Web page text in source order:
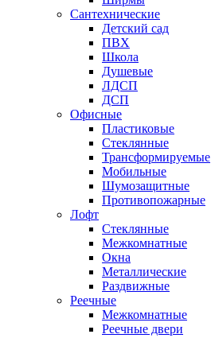
Сантехнические
Детский сад
ПВХ
Школа
Душевые
ЛДСП
ДСП
Офисные
Пластиковые
Стеклянные
Трансформируемые
Мобильные
Шумозащитные
Противопожарные
Лофт
Стеклянные
Межкомнатные
Окна
Металлические
Раздвижные
Реечные
Межкомнатные
Реечные двери